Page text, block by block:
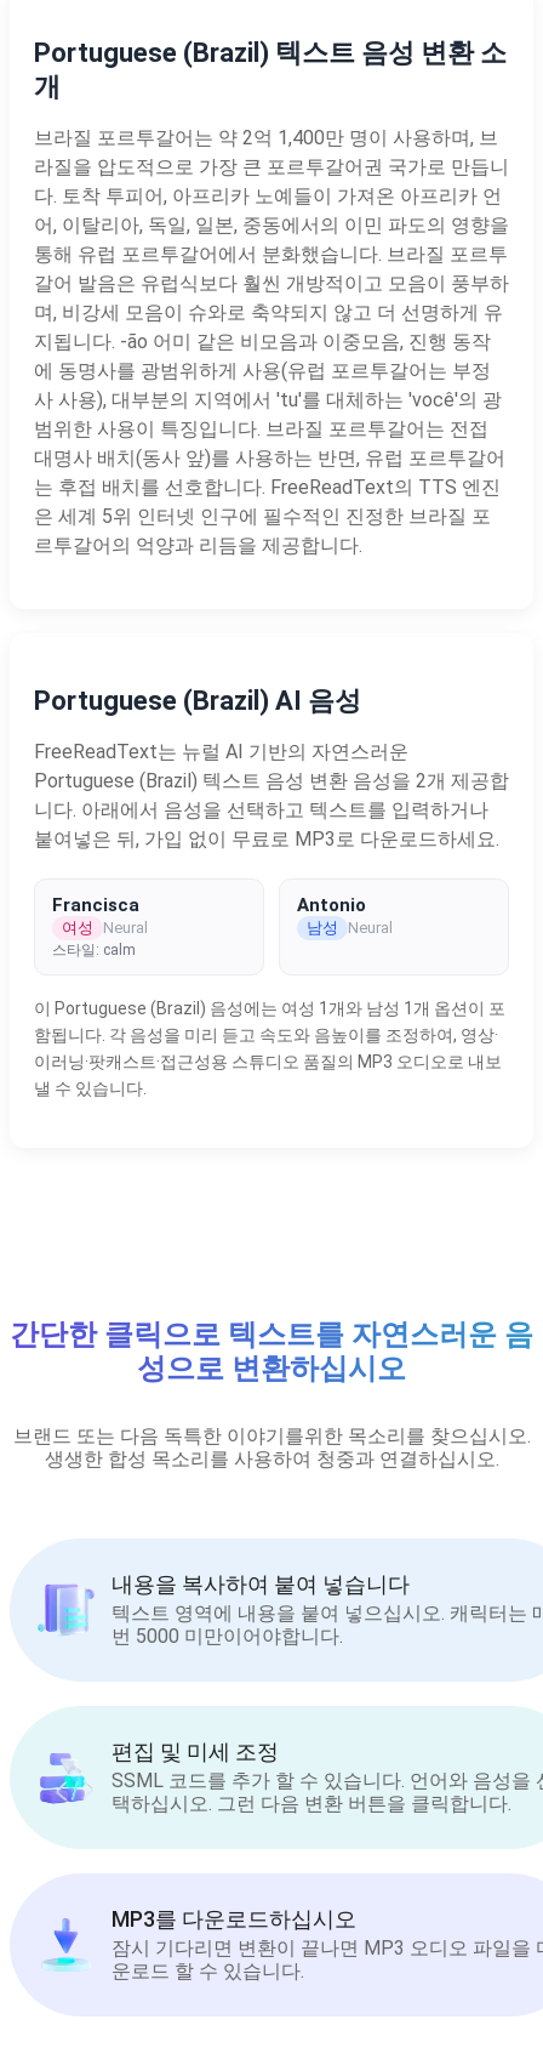
Portuguese (Brazil) 텍스트 음성 변환 소
개
브라질 포르투갈어는 약 2억 1,400만 명이 사용하며, 브
라질을 압도적으로 가장 큰 포르투갈어권 국가로 만듭니
다. 토착 투피어, 아프리카 노예들이 가져온 아프리카 언
어, 이탈리아, 독일, 일본, 중동에서의 이민 파도의 영향을
통해 유럽 포르투갈어에서 분화했습니다. 브라질 포르투
갈어 발음은 유럽식보다 훨씬 개방적이고 모음이 풍부하
며, 비강세 모음이 슈와로 축약되지 않고 더 선명하게 유
지됩니다. -ão 어미 같은 비모음과 이중모음, 진행 동작
에 동명사를 광범위하게 사용(유럽 포르투갈어는 부정
사 사용), 대부분의 지역에서 'tu'를 대체하는 'você'의 광
범위한 사용이 특징입니다. 브라질 포르투갈어는 전접
대명사 배치(동사 앞)를 사용하는 반면, 유럽 포르투갈어
는 후접 배치를 선호합니다. FreeReadText의 TTS 엔진
은 세계 5위 인터넷 인구에 필수적인 진정한 브라질 포
르투갈어의 억양과 리듬을 제공합니다.
Portuguese (Brazil) AI 음성
FreeReadText는 뉴럴 AI 기반의 자연스러운
Portuguese (Brazil) 텍스트 음성 변환 음성을 2개 제공합
니다. 아래에서 음성을 선택하고 텍스트를 입력하거나
붙여넣은 뒤, 가입 없이 무료로 MP3로 다운로드하세요.
Francisca
여성 Neural
스타일: calm
Antonio
남성 Neural
이 Portuguese (Brazil) 음성에는 여성 1개와 남성 1개 옵션이 포
함됩니다. 각 음성을 미리 듣고 속도와 음높이를 조정하여, 영상·
이러닝·팟캐스트·접근성용 스튜디오 품질의 MP3 오디오로 내보
낼 수 있습니다.
간단한 클릭으로 텍스트를 자연스러운 음
성으로 변환하십시오
브랜드 또는 다음 독특한 이야기를위한 목소리를 찾으십시오.
생생한 합성 목소리를 사용하여 청중과 연결하십시오.
내용을 복사하여 붙여 넣습니다
텍스트 영역에 내용을 붙여 넣으십시오. 캐릭터는
번 5000 미만이어야합니다.
편집 및 미세 조정
SSML 코드를 추가 할 수 있습니다. 언어와 음성을
택하십시오. 그런 다음 변환 버튼을 클릭합니다.
MP3를 다운로드하십시오
잠시 기다리면 변환이 끝나면 MP3 오디오 파일을
운로드 할 수 있습니다.